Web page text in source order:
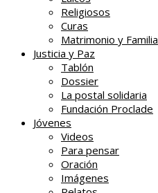
Religiosos
Curas
Matrimonio y Familia
Justicia y Paz
Tablón
Dossier
La postal solidaria
Fundación Proclade
Jóvenes
Videos
Para pensar
Oración
Imágenes